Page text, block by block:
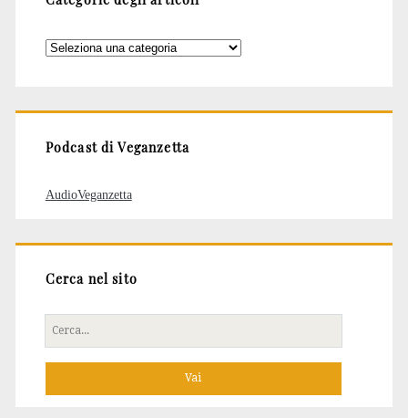
Categorie
Podcast di Veganzetta
AudioVeganzetta
Cerca nel sito
Cerca
per: